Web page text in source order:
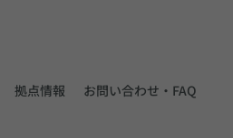
拠点情報 お問い合わせ・FAQ